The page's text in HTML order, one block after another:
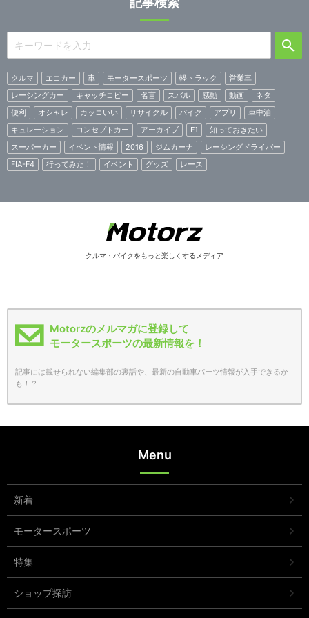
クルマ エコカー 車 モータースポーツ 軽トラック
営業車
レーシングカー
キャッチコピー 名言 スバル 感動 動画
ネタ
便利
オシャレ カッコいい リサイクル バイク アプリ
車中泊
キュレーション
コンセプトカー アーカイブ F1
知っておきたい
スーパーカー
イベント情報 2016 ジムカーナ
レーシングドライバー
FIA-F4
行ってみた！ イベント グッズ レース
クルマ・バイクをもっと楽しくするメディア
Motorzのメルマガに登録して
モータースポーツの最新情報を！
記事には載せられない編集部の裏話や、最新の自動車パーツ情報が入手できるか
も！？
Menu
新着
モータースポーツ
特集
ショップ探訪